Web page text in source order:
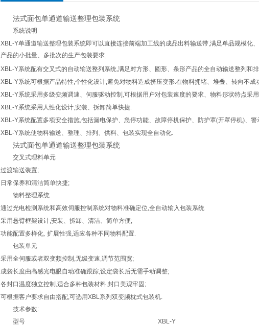
法式面包单通道输送整理包装系统
系统说明
XBL-Y单通道输送整理包装系统即可以直接连接前端加工线的成品出料输送带,满足单品规模化
产品的小批量、多批次的生产包装要求.
XBL-Y系统配有交叉式的自动输送整列系统,满足对方形、圆形、条形产品的全自动输送整列和
XBL-Y系统可根据产品特性,个性化设计,避免对物料造成挤压变形.在物料拥堵、堆叠、转向不成
XBL-Y系统采用多级变频调速、伺服驱动控制 ,可根据用户对包装速度的要求、物料形状特点采
XBL-Y系统采用人性化设计,安装、拆卸简单快捷.
XBL-Y系统配置多项安全措施,包括漏电保护、急停功能、故障停机保护、防护罩(开罩停机)、警
XBL-Y系统使物料输送、整理、排列、供料、包装实现全自动化.
法式面包单通道输送整理包装系统
交叉式理料单元
过渡输送装置;
日常保养和清洁简单快捷;
物料整理系统
通过光电检测系统和高效伺服控制系统对物料准确定位,全自动输入包装系统
采用悬臂框架设计,安装、拆卸、清洁、简单方便;
功能配置多样化, 扩展性强,适应各种不同物料配置.
包装单元
采用全伺服或者双变频控制 ,无级变速,调节范围宽;
成袋长度由高感光电眼自动准确跟踪,设定袋长后无需手动调整;
各封口温度独立控制 ,适合多种包装材料,封口美观牢固 ;
可根据客户要求自由搭配,可选用XBL系列双变频枕式包装机.
技术参数:
型号
XBL-Y